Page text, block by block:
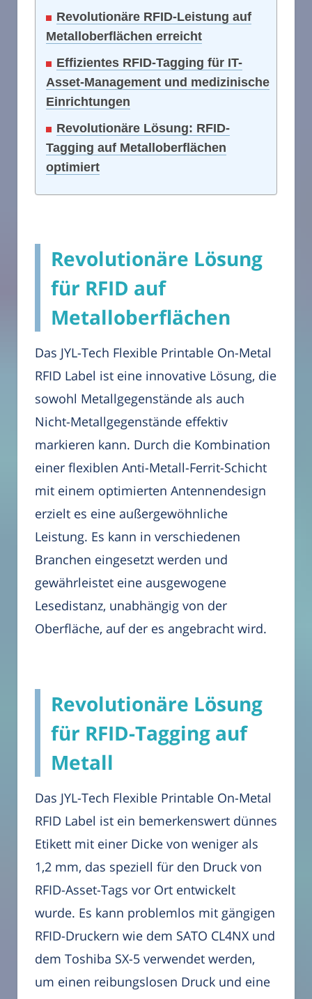
Revolutionäre RFID-Leistung auf
Metalloberflächen erreicht
Effizientes RFID-Tagging für IT-
Asset-Management und medizinische
Einrichtungen
Revolutionäre Lösung: RFID-
Tagging auf Metalloberflächen
optimiert
Revolutionäre Lösung
für RFID auf
Metalloberflächen
Das JYL-Tech Flexible Printable On-Metal
RFID Label ist eine innovative Lösung, die
sowohl Metallgegenstände als auch
Nicht-Metallgegenstände effektiv
markieren kann. Durch die Kombination
einer flexiblen Anti-Metall-Ferrit-Schicht
mit einem optimierten Antennendesign
erzielt es eine außergewöhnliche
Leistung. Es kann in verschiedenen
Branchen eingesetzt werden und
gewährleistet eine ausgewogene
Lesedistanz, unabhängig von der
Oberfläche, auf der es angebracht wird.
Revolutionäre Lösung
für RFID-Tagging auf
Metall
Das JYL-Tech Flexible Printable On-Metal
RFID Label ist ein bemerkenswert dünnes
Etikett mit einer Dicke von weniger als
1,2 mm, das speziell für den Druck von
RFID-Asset-Tags vor Ort entwickelt
wurde. Es kann problemlos mit gängigen
RFID-Druckern wie dem SATO CL4NX und
dem Toshiba SX-5 verwendet werden,
um einen reibungslosen Druck und eine